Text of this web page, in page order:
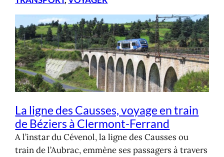
La ligne des Causses, voyage en train
de Béziers à Clermont-Ferrand
A l’instar du Cévenol, la ligne des Causses ou
train de l’Aubrac, emmène ses passagers à travers